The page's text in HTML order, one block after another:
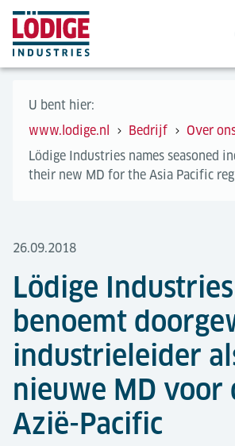
U bent hier:
www.lodige.nl
Bedrijf Over
Lödige Industries names seasoned
their new MD for the Asia Pacific
26.09.2018
Lödige Industries
benoemt
industrieleider
nieuwe MD voor
Azië-Pacific